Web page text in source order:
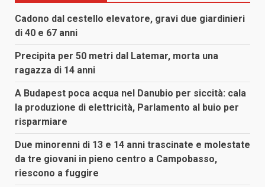
Cadono dal cestello elevatore, gravi due giardinieri
di 40 e 67 anni
Precipita per 50 metri dal Latemar, morta una
ragazza di 14 anni
A Budapest poca acqua nel Danubio per siccità: cala
la produzione di elettricità, Parlamento al buio per
risparmiare
Due minorenni di 13 e 14 anni trascinate e molestate
da tre giovani in pieno centro a Campobasso,
riescono a fuggire